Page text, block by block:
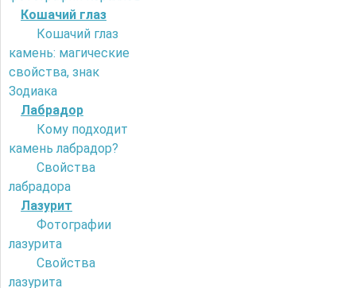
Кошачий глаз
Кошачий глаз
камень: магические
свойства, знак
Зодиака
Лабрадор
Кому подходит
камень лабрадор?
Свойства
лабрадора
Лазурит
Фотографии
лазурита
Свойства
лазурита